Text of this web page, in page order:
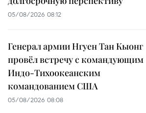
05/08/2026 08:12
Генерал армии Нгуен Тан Кыонг
провёл встречу с командующим
Индо-Тихоокеанским
командованием США
05/08/2026 08:08